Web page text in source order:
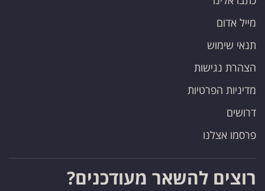
מייל אדום
תנאי שימוש
הצהרת נגישות
מדיניות הפרטיות
דרושים
פרסמו אצלנו
רוצים להשאר מעודכנים?